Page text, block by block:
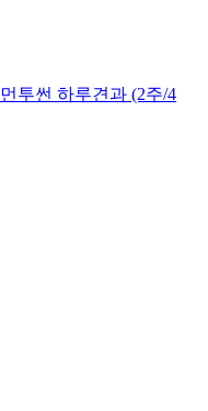
투썬 하루견과 (2주/4